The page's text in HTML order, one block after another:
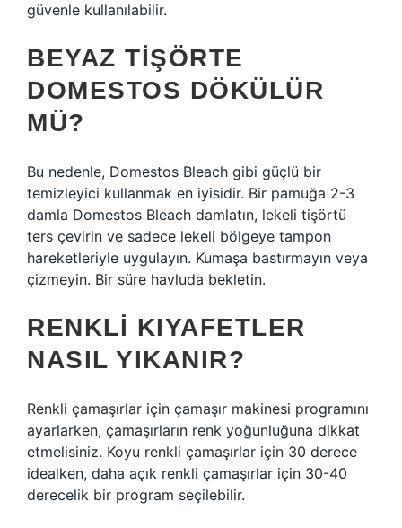
güvenle kullanılabilir.
BEYAZ TIŞÖRTE
DOMESTOS DÖKÜLÜR
MÜ?
Bu nedenle, Domestos Bleach gibi güçlü bir
temizleyici kullanmak en iyisidir. Bir pamuğa 2-3
damla Domestos Bleach damlatın, lekeli tişörtü
ters çevirin ve sadece lekeli bölgeye tampon
hareketleriyle uygulayın. Kumaşa bastırmayın veya
çizmeyin. Bir süre havluda bekletin.
RENKLI KIYAFETLER
NASIL YIKANIR?
Renkli çamaşırlar için çamaşır makinesi programını
ayarlarken, çamaşırların renk yoğunluğuna dikkat
etmelisiniz. Koyu renkli çamaşırlar için 30 derece
idealken, daha açık renkli çamaşırlar için 30-40
derecelik bir program seçilebilir.